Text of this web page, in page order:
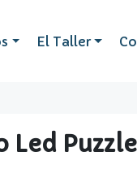
El Taller
Led